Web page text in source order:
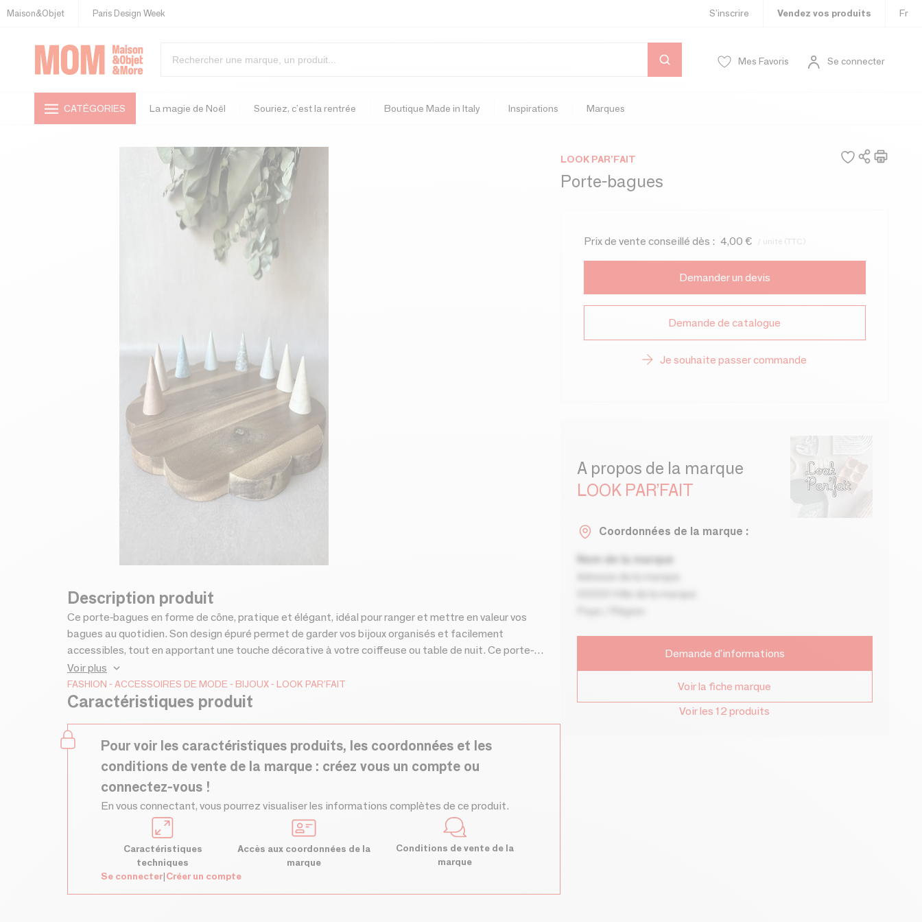
Maison&Objet Paris Design Week S’inscrire Vendez vos produits Fr
Mes Favoris Se connecter
CATÉGORIES La magie de Noël Souriez, c'est la rentrée Boutique Made in Italy Inspirations Marques
Description produit
Ce porte-bagues en forme de cône, pratique et élégant, idéal pour ranger et mettre en valeur vos
bagues au quotidien. Son design épuré permet de garder vos bijoux organisés et facilement
accessibles, tout en apportant une touche décorative à votre coiffeuse ou table de nuit. Ce porte-
bagues est fabriquée en Jesmonite. Petite taille ( 4cm de hauteur et ø3cm). Disponible en gris, beige,
terracotta, bleu.
Voir plus
FASHION ACCESSOIRES DE MODE BIJOUX LOOK PAR’FAIT
Caractéristiques produit
Pour voir les caractéristiques produits, les coordonnées et les
conditions de vente de la marque : créez vous un compte ou
connectez-vous !
En vous connectant, vous pourrez visualiser les informations complètes de ce produit.
Caractéristiques
techniques
Accès aux coordonnées de la
marque
Conditions de vente de la
marque
Se connecter|Créer un compte
LOOK PAR’FAIT
Porte-bagues
Prix de vente conseillé dès : 4,00 € / unité (TTC)
Demander un devis
Demande de catalogue
Je souhaite passer commande
A propos de la marque
LOOK PAR’FAIT
Coordonnées de la marque :
Nom de la marque
Adresse de la marque
00000 Ville de la marque
Demande d'informations
Voir la fiche marque
Voir les 12 produits